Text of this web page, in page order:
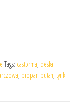
Tags: castorma, deska
, propan butan, tynk